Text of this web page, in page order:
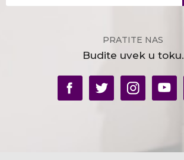
PRATITE NAS
Budite uvek u toku.